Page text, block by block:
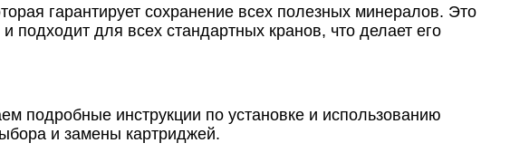
гарантирует сохранение всех полезных минералов. Это
подходит для всех стандартных кранов, что делает его
подробные инструкции по установке и использованию
и замены картриджей.